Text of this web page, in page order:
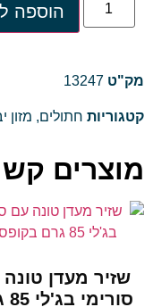
הוספה
מק"ט 13247
קטגוריות חתולים, מזון
מוצרים
שזיר מעדן